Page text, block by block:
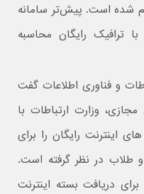
شده است. پیش‌تر سامانه
ترافیک رایگان محاسبه
و فناوری اطلاعات گفت
وزارت ارتباطات با
اینترنت رایگان را برای
طلاب در نظر گرفته است.
دریافت بسته اینترنت